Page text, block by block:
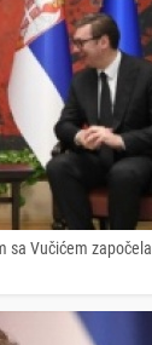
sa Vučićem započela